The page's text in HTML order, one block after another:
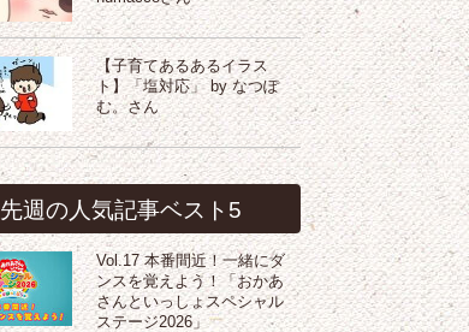
【子育てあるあるイラス
ト】「塩対応」 by なつぽ
む。さん
先週の人気記事ベスト5
Vol.17 本番間近！一緒にダ
ンスを覚えよう！「おかあ
さんといっしょスペシャル
ステージ2026」